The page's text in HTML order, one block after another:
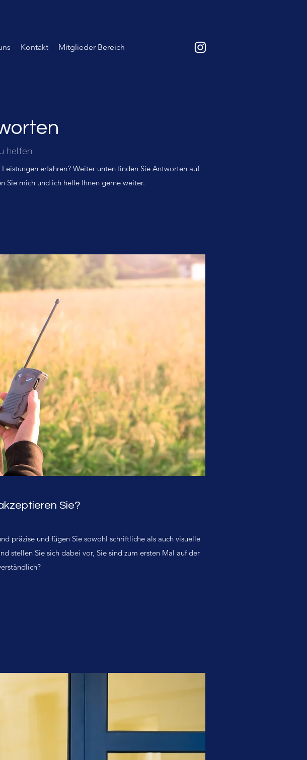
Kontakt Mitglieder Bereich
helfen
erfahren? Weiter unten finden Sie Antworten auf
Sie mich und ich helfe Ihnen gerne weiter.
Sie?
präzise und fügen Sie sowohl schriftliche als auch visuelle
stellen Sie sich dabei vor, Sie sind zum ersten Mal auf der